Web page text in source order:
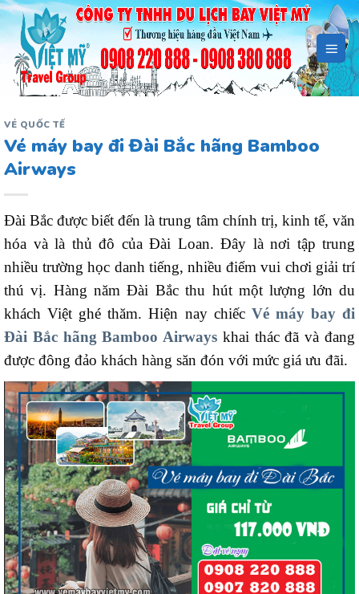
Bỏ
qua
dung
VÉ QUỐC TẾ
Vé máy bay đi Đài Bắc hãng Bamboo
Airways
Đài Bắc được biết đến là trung tâm chính trị, kinh tế, văn
hóa và là thủ đô của Đài Loan. Đây là nơi tập trung
nhiều trường học danh tiếng, nhiều điểm vui chơi giải trí
thú vị. Hàng năm Đài Bắc thu hút một lượng lớn du
khách Việt ghé thăm. Hiện nay chiếc Vé máy bay đi
Đài Bắc hãng Bamboo Airways khai thác đã và đang
được đông đảo khách hàng săn đón với mức giá ưu đãi.